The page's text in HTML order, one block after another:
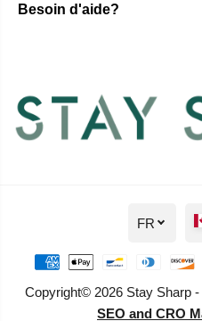
Besoin d'aide?
Copyright© 2026 Stay Sharp
SEO and CRO
FR